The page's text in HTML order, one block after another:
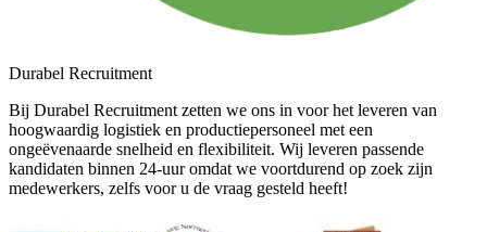
Durabel Recruitment
Bij Durabel Recruitment zetten we ons in voor het leveren van
hoogwaardig logistiek en productiepersoneel met een
ongeëvenaarde snelheid en flexibiliteit. Wij leveren passende
kandidaten binnen 24-uur omdat we voortdurend op zoek zijn
medewerkers, zelfs voor u de vraag gesteld heeft!